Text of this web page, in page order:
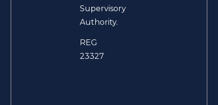
Supervisory
Authority.
REG
23327